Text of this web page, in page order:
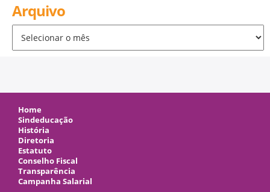
Arquivo
Home
Sindeducação
História
Diretoria
Estatuto
Conselho Fiscal
Transparência
Campanha Salarial